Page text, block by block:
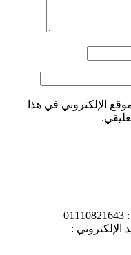
الإلكتروني في هذا
الإلكتروني :